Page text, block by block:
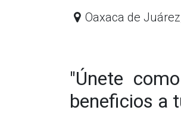
Oaxaca de Juárez
"Únete
beneficios a